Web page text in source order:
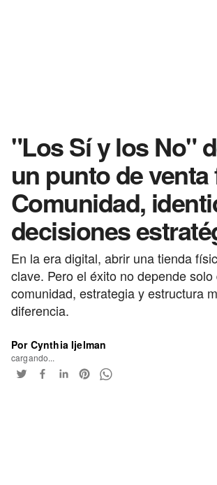
"Los Sí y los No"
un punto de
Comunidad,
decisiones
En la era digital, abrir una tienda
clave. Pero el éxito no depende solo
comunidad, estrategia y estructura
diferencia.
Por Cynthia Ijelman
cargando...